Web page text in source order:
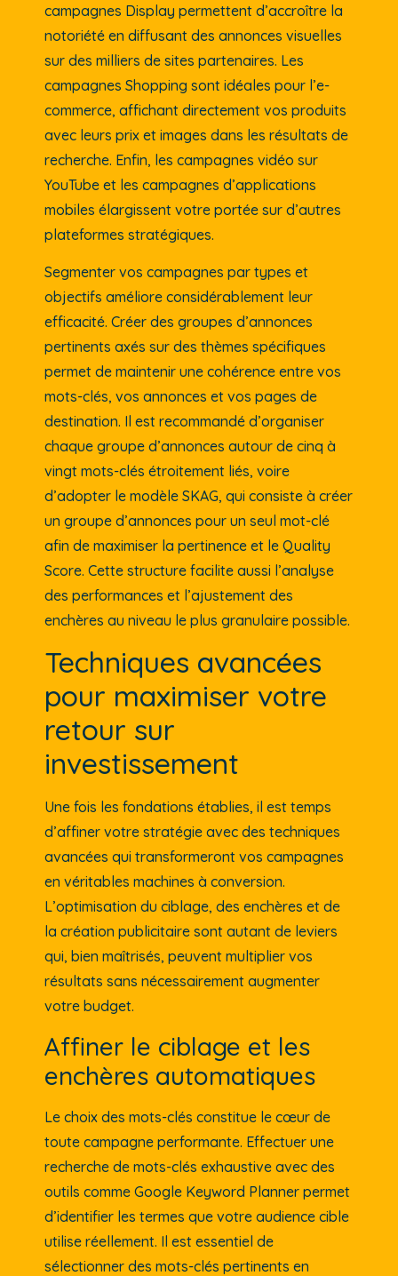
campagnes Display permettent d’accroître la
notoriété en diffusant des annonces visuelles
sur des milliers de sites partenaires. Les
campagnes Shopping sont idéales pour l’e-
commerce, affichant directement vos produits
avec leurs prix et images dans les résultats de
recherche. Enfin, les campagnes vidéo sur
YouTube et les campagnes d’applications
mobiles élargissent votre portée sur d’autres
plateformes stratégiques.
Segmenter vos campagnes par types et
objectifs améliore considérablement leur
efficacité. Créer des groupes d’annonces
pertinents axés sur des thèmes spécifiques
permet de maintenir une cohérence entre vos
mots-clés, vos annonces et vos pages de
destination. Il est recommandé d’organiser
chaque groupe d’annonces autour de cinq à
vingt mots-clés étroitement liés, voire
d’adopter le modèle SKAG, qui consiste à créer
un groupe d’annonces pour un seul mot-clé
afin de maximiser la pertinence et le Quality
Score. Cette structure facilite aussi l’analyse
des performances et l’ajustement des
enchères au niveau le plus granulaire possible.
Techniques avancées
pour maximiser votre
retour sur
investissement
Une fois les fondations établies, il est temps
d’affiner votre stratégie avec des techniques
avancées qui transformeront vos campagnes
en véritables machines à conversion.
L’optimisation du ciblage, des enchères et de
la création publicitaire sont autant de leviers
qui, bien maîtrisés, peuvent multiplier vos
résultats sans nécessairement augmenter
votre budget.
Affiner le ciblage et les
enchères automatiques
Le choix des mots-clés constitue le cœur de
toute campagne performante. Effectuer une
recherche de mots-clés exhaustive avec des
outils comme Google Keyword Planner permet
d’identifier les termes que votre audience cible
utilise réellement. Il est essentiel de
sélectionner des mots-clés pertinents en